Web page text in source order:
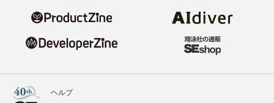
ヘルプ